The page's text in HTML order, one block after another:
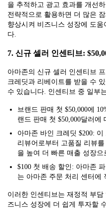
을 추적하고 광고 효과를 개선
전략적으로 활용하면 더 많은
향상시켜 비즈니스 성장에 도
다.
7. 신규 셀러 인센티브:
아마존의 신규 셀러 인센티브
크레딧과 리베이트를 받을 수
수 있습니다. 인센티브 중 일부
브랜드 판매 첫 $50,000에
랜드 판매 첫 $50,000달러에
아마존 바인 크레딧 $200:
리뷰어로부터 고품질 리뷰
을 높여 더 빠른 매출 성장으
$100 첫 배송 할인: 아마존
는 아마존 주문 처리 센터에
이러한 인센티브는 재정적 부담
즈니스 성장에 더 쉽게 투자할